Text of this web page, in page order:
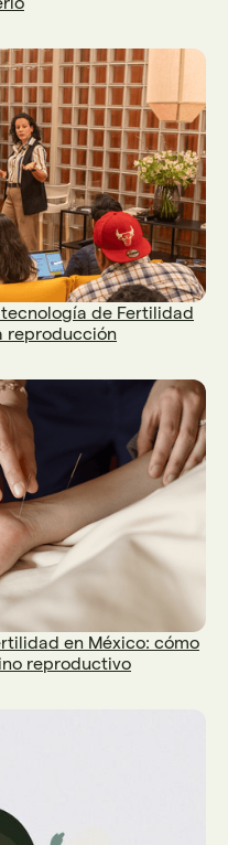
de Fertilidad
reproducción
en México: cómo
reproductivo